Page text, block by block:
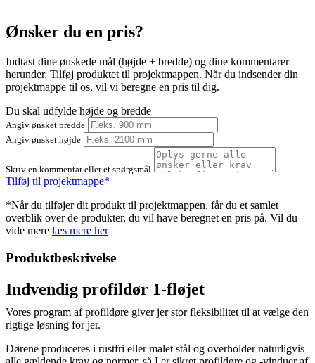
Ønsker du en pris?
Indtast dine ønskede mål (højde + bredde) og dine kommentarer
herunder. Tilføj produktet til projektmappen. Når du indsender din
projektmappe til os, vil vi beregne en pris til dig.
Du skal udfylde højde og bredde
Angiv ønsket bredde
Angiv ønsket højde
Skriv en kommentar eller et spørgsmål
Tilføj til projektmappe*
*Når du tilføjer dit produkt til projektmappen, får du et samlet
overblik over de produkter, du vil have beregnet en pris på. Vil du
vide mere læs mere her
Produktbeskrivelse
Indvendig profildør 1-fløjet
Vores program af profildøre giver jer stor fleksibilitet til at vælge den
rigtige løsning for jer.
Dørene produceres i rustfri eller malet stål og overholder naturligvis